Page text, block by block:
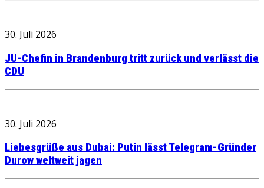
30. Juli 2026
JU-Chefin in Brandenburg tritt zurück und verlässt die
CDU
30. Juli 2026
Liebesgrüße aus Dubai: Putin lässt Telegram-Gründer
Durow weltweit jagen